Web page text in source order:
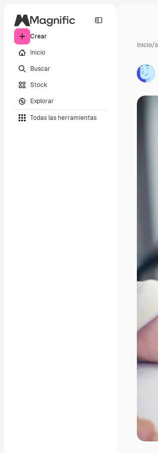
Crear
Inicio
Buscar
Stock
Explorar
Todas las herramientas
Inicio/